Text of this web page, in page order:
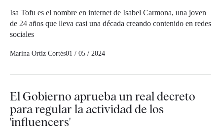
Isa Tofu es el nombre en internet de Isabel Carmona, una joven
de 24 años que lleva casi una década creando contenido en redes
sociales
Marina Ortiz Cortés01 / 05 / 2024
El Gobierno aprueba un real decreto
para regular la actividad de los
'influencers'